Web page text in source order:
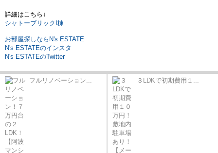
詳細はこちら↓
シャトーブリックI棟
お部屋探しならN's ESTATE
N's ESTATEのインスタ
N's ESTATEのTwitter
フルリノベーション... ３LDKで初期費用１...